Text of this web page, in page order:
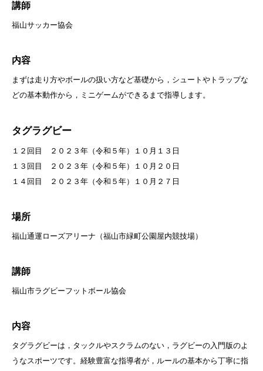
講師
福山サッカー協会
内容
まずは走り方やボールの扱い方など基礎から，シュートやトラップな
どの基本動作から，ミニゲームができるまで指導します。
タグラグビー
１２回目 ２０２３年（令和５年）１０月１３日
１３回目 ２０２３年（令和５年）１０月２０日
１４回目 ２０２３年（令和５年）１０月２７日
場所
福山通運ローズアリーナ（福山市緑町公園屋内競技場）
講師
福山市ラグビーフットボール協会
内容
タグラグビーは，タックルやスクラムのない，ラグビーの入門版のよ
うなスポーツです。経験豊富な指導者が，ルールの基本から丁寧に指